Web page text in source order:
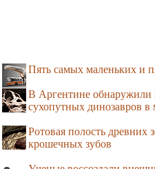
Пять самых маленьких и
В Аргентине
сухопутных динозавров в
Ротовая полость древних
крошечных зубов